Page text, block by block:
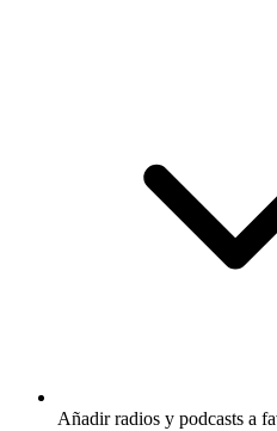
Añadir radios y podcasts a